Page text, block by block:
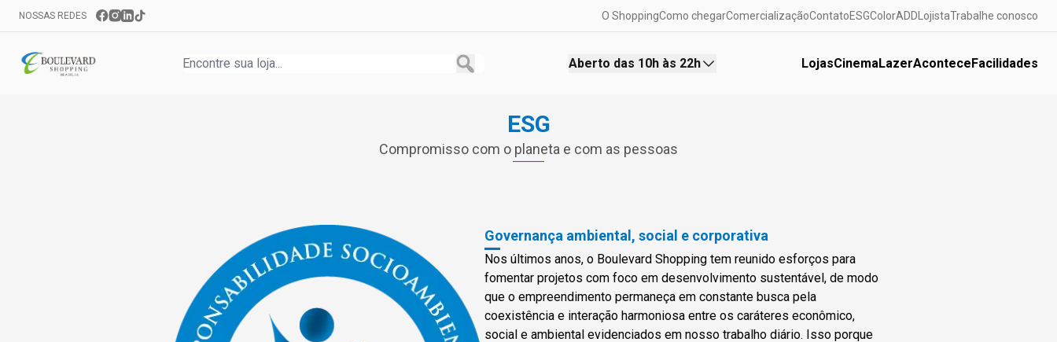
NOSSAS REDES O ShoppingComo chegarComercializaçãoContatoESGColorADD LojistaTrabalhe conosco
Aberto das 10h às 22h LojasCinemaLazerAconteceFacilidades
ESG
Compromisso com o planeta e com as pessoas
Governança ambiental, social e corporativa
Nos últimos anos, o Boulevard Shopping tem reunido esforços para
fomentar projetos com foco em desenvolvimento sustentável, de modo
que o empreendimento permaneça em constante busca pela
coexistência e interação harmoniosa entre os caráteres econômico,
social e ambiental evidenciados em nosso trabalho diário. Isso porque